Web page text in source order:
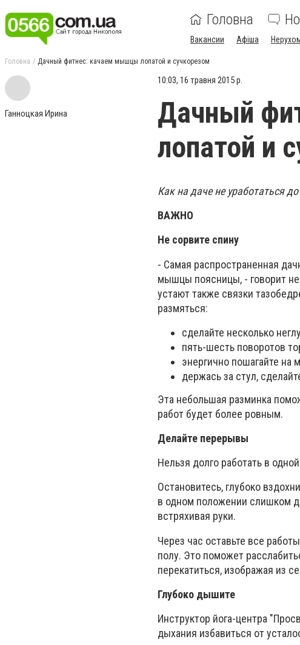
Головна
Вакансии Афіша
Головна Дачный фитнес: качаем мышцы лопатой и сучкорезом
Ганноцкая Ирина
10:03, 16 травня 2015 р.
Дачный
лопатой и
Как на даче не уработаться
ВАЖНО
Не сорвите спину
- Самая распространенная
мышцы поясницы, - говорит
устают также связки
размяться:
сделайте несколько
пять-шесть поворотов
энергично пошагайте на
держась за стул,
Эта небольшая разминка
работ будет более ровным.
Делайте перерывы
Нельзя долго работать в
Остановитесь, глубоко
в одном положении слишком
встряхивая руки.
Через час оставьте все
полу. Это поможет
перекатиться, изображая из
Глубоко дышите
Инструктор йога-центра
дыхания избавиться от